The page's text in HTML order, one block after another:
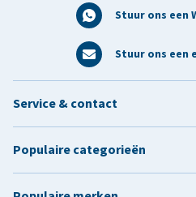
Stuur ons een
Stuur ons een
Service & contact
Populaire categorieën